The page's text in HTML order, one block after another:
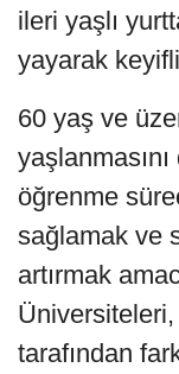
ileri yaşlı
yayarak
60 yaş ve
öğrenme
sağlamak ve
artırmak
tarafından